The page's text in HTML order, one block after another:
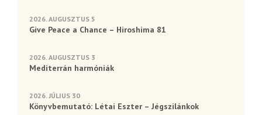
2026. AUGUSZTUS 5
Give Peace a Chance – Hiroshima 81
2026. AUGUSZTUS 3
Mediterrán harmóniák
2026. JÚLIUS 30
Könyvbemutató: Létai Eszter – Jégszilánkok